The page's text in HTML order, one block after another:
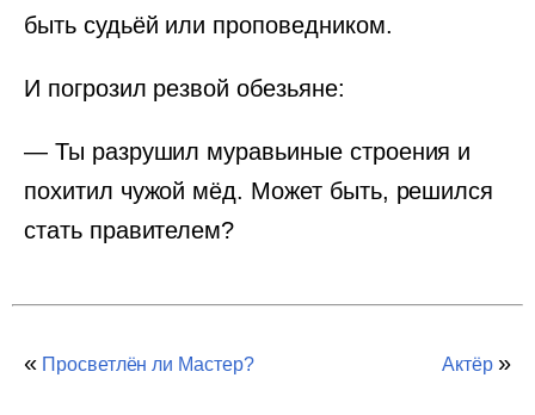
быть судьёй или проповедником.
И погрозил резвой обезьяне:
— Ты разрушил муравьиные строения и
похитил чужой мёд. Может быть, решился
стать правителем?
« Просветлён ли Мастер? Актёр »